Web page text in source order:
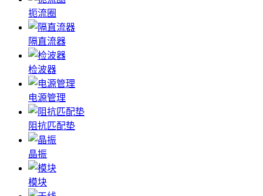
扼流圈
隔直流器
检波器
电源管理
阻抗匹配垫
晶振
模块